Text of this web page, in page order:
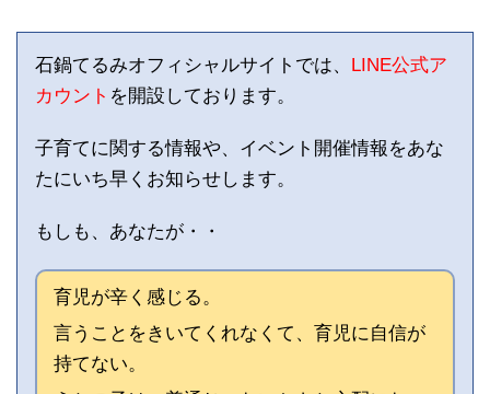
石鍋てるみオフィシャルサイトでは、 LINE公式ア
カウント を開設しております。
子育てに関する情報や、イベント開催情報をあな
たにいち早くお知らせします。
もしも、あなたが・・
育児が辛く感じる。
言うことをきいてくれなくて、育児に自信が
持てない。